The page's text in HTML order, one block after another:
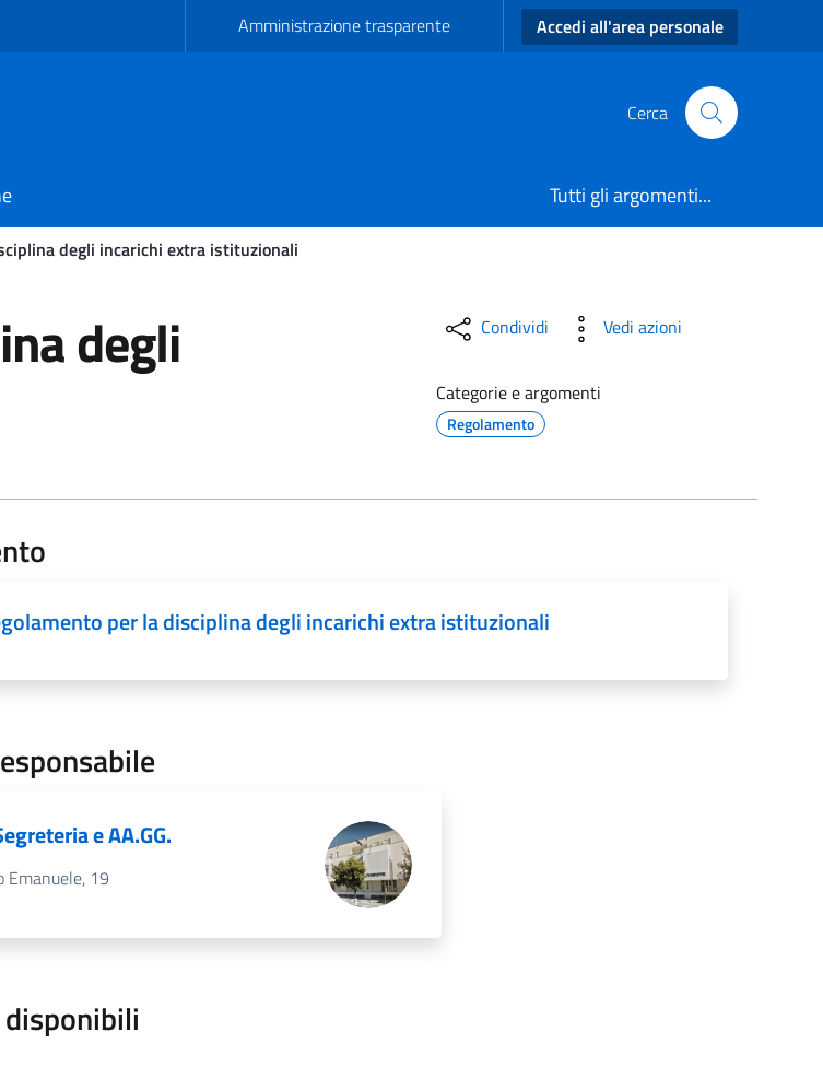
Amministrazione trasparente Accedi all'area personale
Cerca
Tutti gli argomenti...
degli incarichi extra istituzionali
incarichi extra istituzionali - Comune
degli
Condividi Vedi azioni
Categorie e argomenti
Regolamento
per la disciplina degli incarichi extra istituzionali
e AA.GG.
Emanuele, 19